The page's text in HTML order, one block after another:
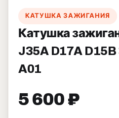
КАТУШКА ЗАЖИГАНИЯ
Катушка
J35A D17A
A01
5 600 ₽